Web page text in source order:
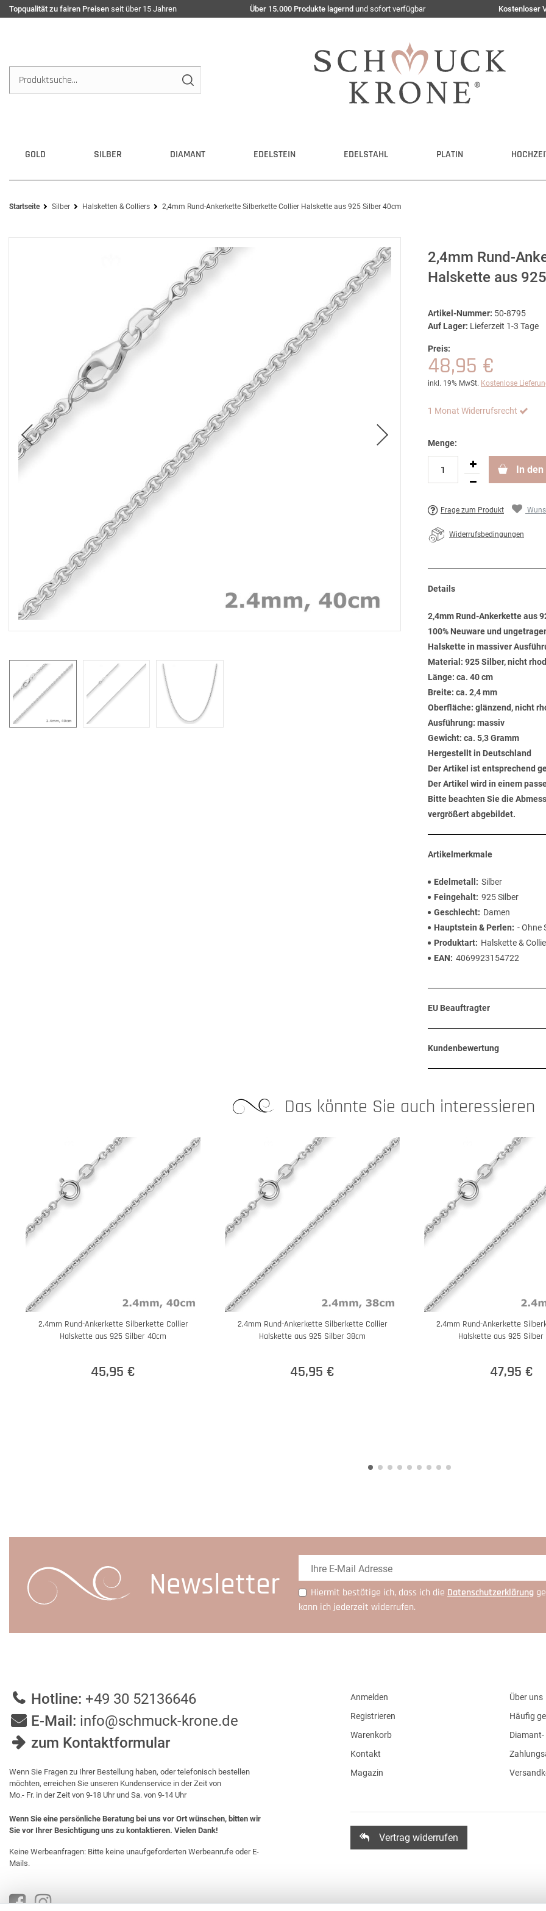
Topqualität zu fairen Preisen seit über 15 Jahren Über 15.000 Produkte lagernd und sofort verfügbar Kostenloser
GOLD SILBER DIAMANT EDELSTEIN EDELSTAHL PLATIN
Startseite Silber Halsketten & Colliers 2,4mm Rund-Ankerkette Silberkette Collier Halskette aus 925 Silber 40cm
2,4mm Rund-
Halskette aus
Artikel-Nummer: 50-8795
Auf Lager: Lieferzeit 1-3 Tage
Preis:
48,95 €
inkl. 19% MwSt. Kostenlose
1 Monat Widerrufsrecht
Menge:
In
Frage zum Produkt
Widerrufsbedingungen
Details
2,4mm Rund-Ankerkette aus
100% Neuware und
Halskette in massiver
Material: 925 Silber, nicht
Länge: ca. 40 cm
Breite: ca. 2,4 mm
Oberfläche: glänzend, nicht
Ausführung: massiv
Gewicht: ca. 5,3 Gramm
Hergestellt in Deutschland
Der Artikel ist entsprechend
Der Artikel wird in einem
Bitte beachten Sie die
vergrößert abgebildet.
Artikelmerkmale
Edelmetall
Silber
Feingehalt 925 Silber
Geschlecht
Damen
Hauptstein & Perlen
- Ohne
Produktart
Halskette &
EAN
4069923154722
EU Beauftragter
Kundenbewertung
Das könnte Sie auch interessieren
2,4mm Rund-Ankerkette Silberkette Collier
Halskette aus 925 Silber 40cm
45,95 €
2,4mm Rund-Ankerkette Silberkette Collier
Halskette aus 925 Silber 38cm
45,95 €
2,4mm Rund-Ankerkette
Halskette aus 925 Silber
47,95 €
Newsletter Hiermit bestätige ich, dass ich die Daten­schutz­erklärung
kann ich jederzeit widerrufen.
Hotline: +49 30 52136646
E-Mail: info@schmuck-krone.de
zum Kontaktformular
Wenn Sie Fragen zu Ihrer Bestellung haben, oder telefonisch bestellen
möchten, erreichen Sie unseren Kundenservice in der Zeit von
Mo.- Fr. in der Zeit von 9-18 Uhr und Sa. von 9-14 Uhr
Wenn Sie eine persönliche Beratung bei uns vor Ort wünschen, bitten wir
Sie vor Ihrer Besichtigung uns zu kontaktieren. Vielen Dank!
Keine Werbeanfragen: Bitte keine unaufgeforderten Werbeanrufe oder E-
Mails.
Anmelden
Registrieren
Warenkorb
Kontakt
Magazin
Über uns
Häufig
Vertrag widerrufen